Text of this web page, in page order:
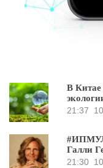
В Китае
21:37
Галли
21:30